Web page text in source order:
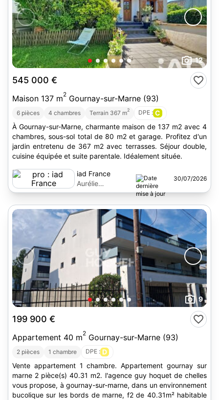
12
545 000 €
Maison 137 m2 Gournay-sur-Marne (93)
6 pièces 4 chambres Terrain 367 m2 DPE : C
À Gournay-sur-Marne, charmante maison de 137 m2 avec 4
chambres, sous-sol total de 80 m2 et garage. Profitez d'un
jardin entretenu de 367 m2 avec terrasses. Séjour double,
cuisine équipée et suite parentale. Idéalement située.
iad France
Aurélie
Villefranche
30/07/2026
9
199 900 €
Appartement 40 m2 Gournay-sur-Marne (93)
2 pièces 1 chambre DPE : D
Vente appartement 1 chambre. Appartement gournay sur
marne 2 pièce(s) 40.31 m2. l'agence guy hoquet de chelles
vous propose, à gournay-sur-marne, dans un environnement
bucolique sur les bords de marne, f2 de 40.31m² habitable